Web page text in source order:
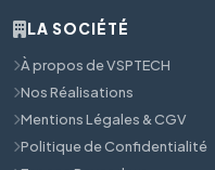
LA SOCIÉTÉ
À propos de VSPTECH
Nos Réalisations
Mentions Légales & CGV
Politique de Confidentialité